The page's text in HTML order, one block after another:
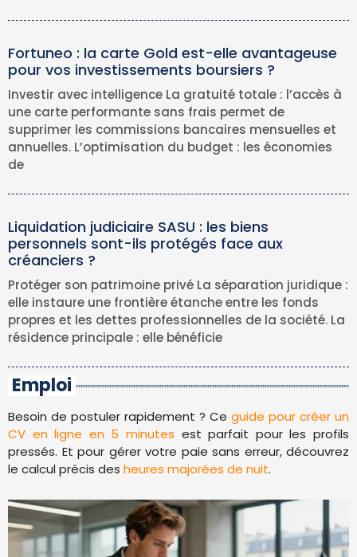
Fortuneo : la carte Gold est-elle avantageuse
pour vos investissements boursiers ?
Investir avec intelligence La gratuité totale : l’accès à
une carte performante sans frais permet de
supprimer les commissions bancaires mensuelles et
annuelles. L’optimisation du budget : les économies
de
Liquidation judiciaire SASU : les biens
personnels sont-ils protégés face aux
créanciers ?
Protéger son patrimoine privé La séparation juridique :
elle instaure une frontière étanche entre les fonds
propres et les dettes professionnelles de la société. La
résidence principale : elle bénéficie
Emploi
Besoin de postuler rapidement ? Ce guide pour créer un
CV en ligne en 5 minutes est parfait pour les profils
pressés. Et pour gérer votre paie sans erreur, découvrez
le calcul précis des heures majorées de nuit.